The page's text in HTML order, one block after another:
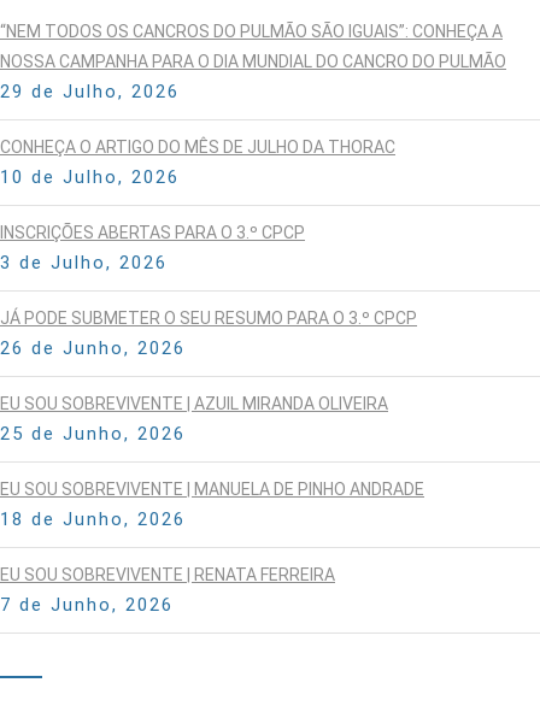
“NEM TODOS OS CANCROS DO PULMÃO SÃO IGUAIS”: CONHEÇA A
NOSSA CAMPANHA PARA O DIA MUNDIAL DO CANCRO DO PULMÃO
29 de Julho, 2026
CONHEÇA O ARTIGO DO MÊS DE JULHO DA THORAC
10 de Julho, 2026
INSCRIÇÕES ABERTAS PARA O 3.º CPCP
3 de Julho, 2026
JÁ PODE SUBMETER O SEU RESUMO PARA O 3.º CPCP
26 de Junho, 2026
EU SOU SOBREVIVENTE | AZUIL MIRANDA OLIVEIRA
25 de Junho, 2026
EU SOU SOBREVIVENTE | MANUELA DE PINHO ANDRADE
18 de Junho, 2026
EU SOU SOBREVIVENTE | RENATA FERREIRA
7 de Junho, 2026